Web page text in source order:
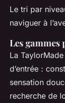
Le tri par
naviguer à
Les gammes
La TaylorMade
d’entrée :
sensation
recherche de